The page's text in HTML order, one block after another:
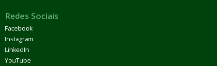
Redes Sociais
Facebook
Instagram
LinkedIn
YouTube